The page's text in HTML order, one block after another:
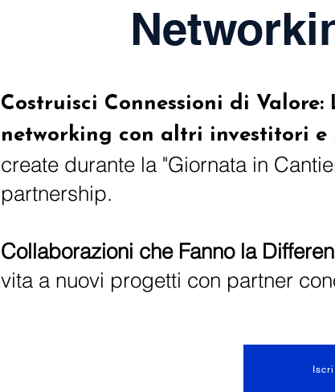
Costruisci Connessioni di
networking con altri investitori e
create durante la "Giornata in
partnership.
Collaborazioni che Fanno la
vita a nuovi progetti con partner